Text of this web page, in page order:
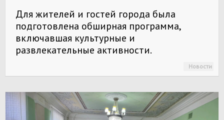
Для жителей и гостей города была
подготовлена обширная программа,
включавшая культурные и
развлекательные активности.
Новости